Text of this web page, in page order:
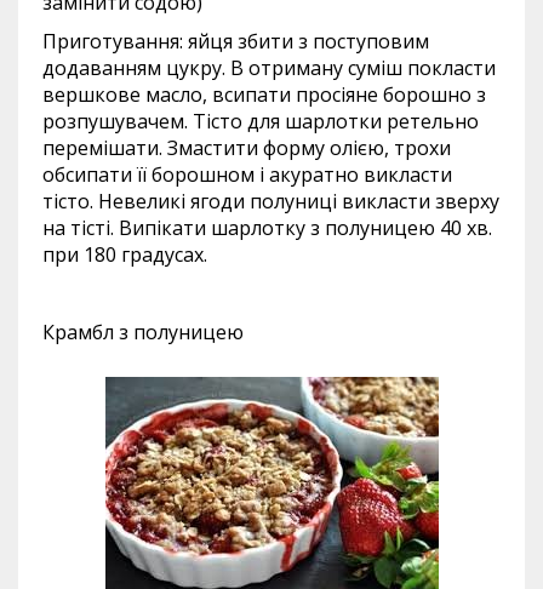
Приготування: яйця збити з поступовим
додаванням цукру. В отриману суміш покласти
вершкове масло, всипати просіяне борошно з
розпушувачем. Тісто для шарлотки ретельно
перемішати. Змастити форму олією, трохи
обсипати її борошном і акуратно викласти
тісто. Невеликі ягоди полуниці викласти зверху
на тісті. Випікати шарлотку з полуницею 40 хв.
при 180 градусах.
Крамбл з полуницею